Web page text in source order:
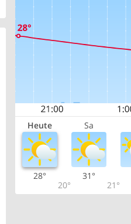
Heute Sa
28°
20°
31°
21°